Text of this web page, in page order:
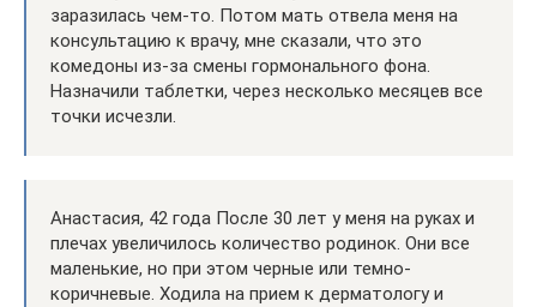
заразилась чем-то. Потом мать отвела меня на
консультацию к врачу, мне сказали, что это
комедоны из-за смены гормонального фона.
Назначили таблетки, через несколько месяцев все
точки исчезли.
Анастасия, 42 года После 30 лет у меня на руках и
плечах увеличилось количество родинок. Они все
маленькие, но при этом черные или темно-
коричневые. Ходила на прием к дерматологу и